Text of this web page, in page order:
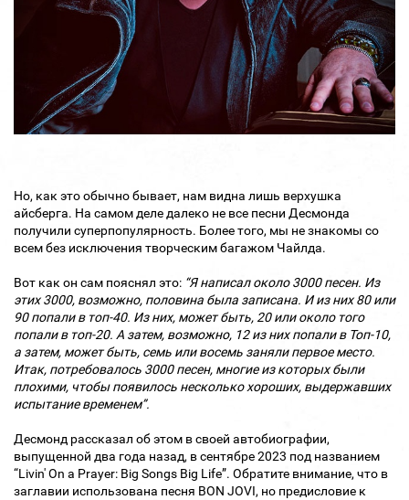
Но, как это обычно бывает, нам видна лишь верхушка
айсберга. На самом деле далеко не все песни Десмонда
получили суперпопулярность. Более того, мы не знакомы со
всем без исключения творческим багажом Чайлда.
Вот как он сам пояснял это: “Я написал около 3000 песен. Из
этих 3000, возможно, половина была записана. И из них 80 или
90 попали в топ-40. Из них, может быть, 20 или около того
попали в топ-20. А затем, возможно, 12 из них попали в Топ-10,
а затем, может быть, семь или восемь заняли первое место.
Итак, потребовалось 3000 песен, многие из которых были
плохими, чтобы появилось несколько хороших, выдержавших
испытание временем”.
Десмонд рассказал об этом в своей автобиографии,
выпущенной два года назад, в сентябре 2023 под названием
“Livin' On a Prayer: Big Songs Big Life”. Обратите внимание, что в
заглавии использована песня BON JOVI, но предисловие к